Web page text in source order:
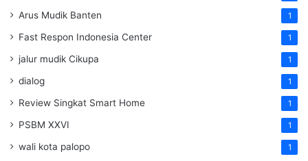
Arus Mudik Banten 1
Fast Respon Indonesia Center 1
jalur mudik Cikupa 1
dialog 1
Review Singkat Smart Home 1
PSBM XXVI 1
wali kota palopo 1